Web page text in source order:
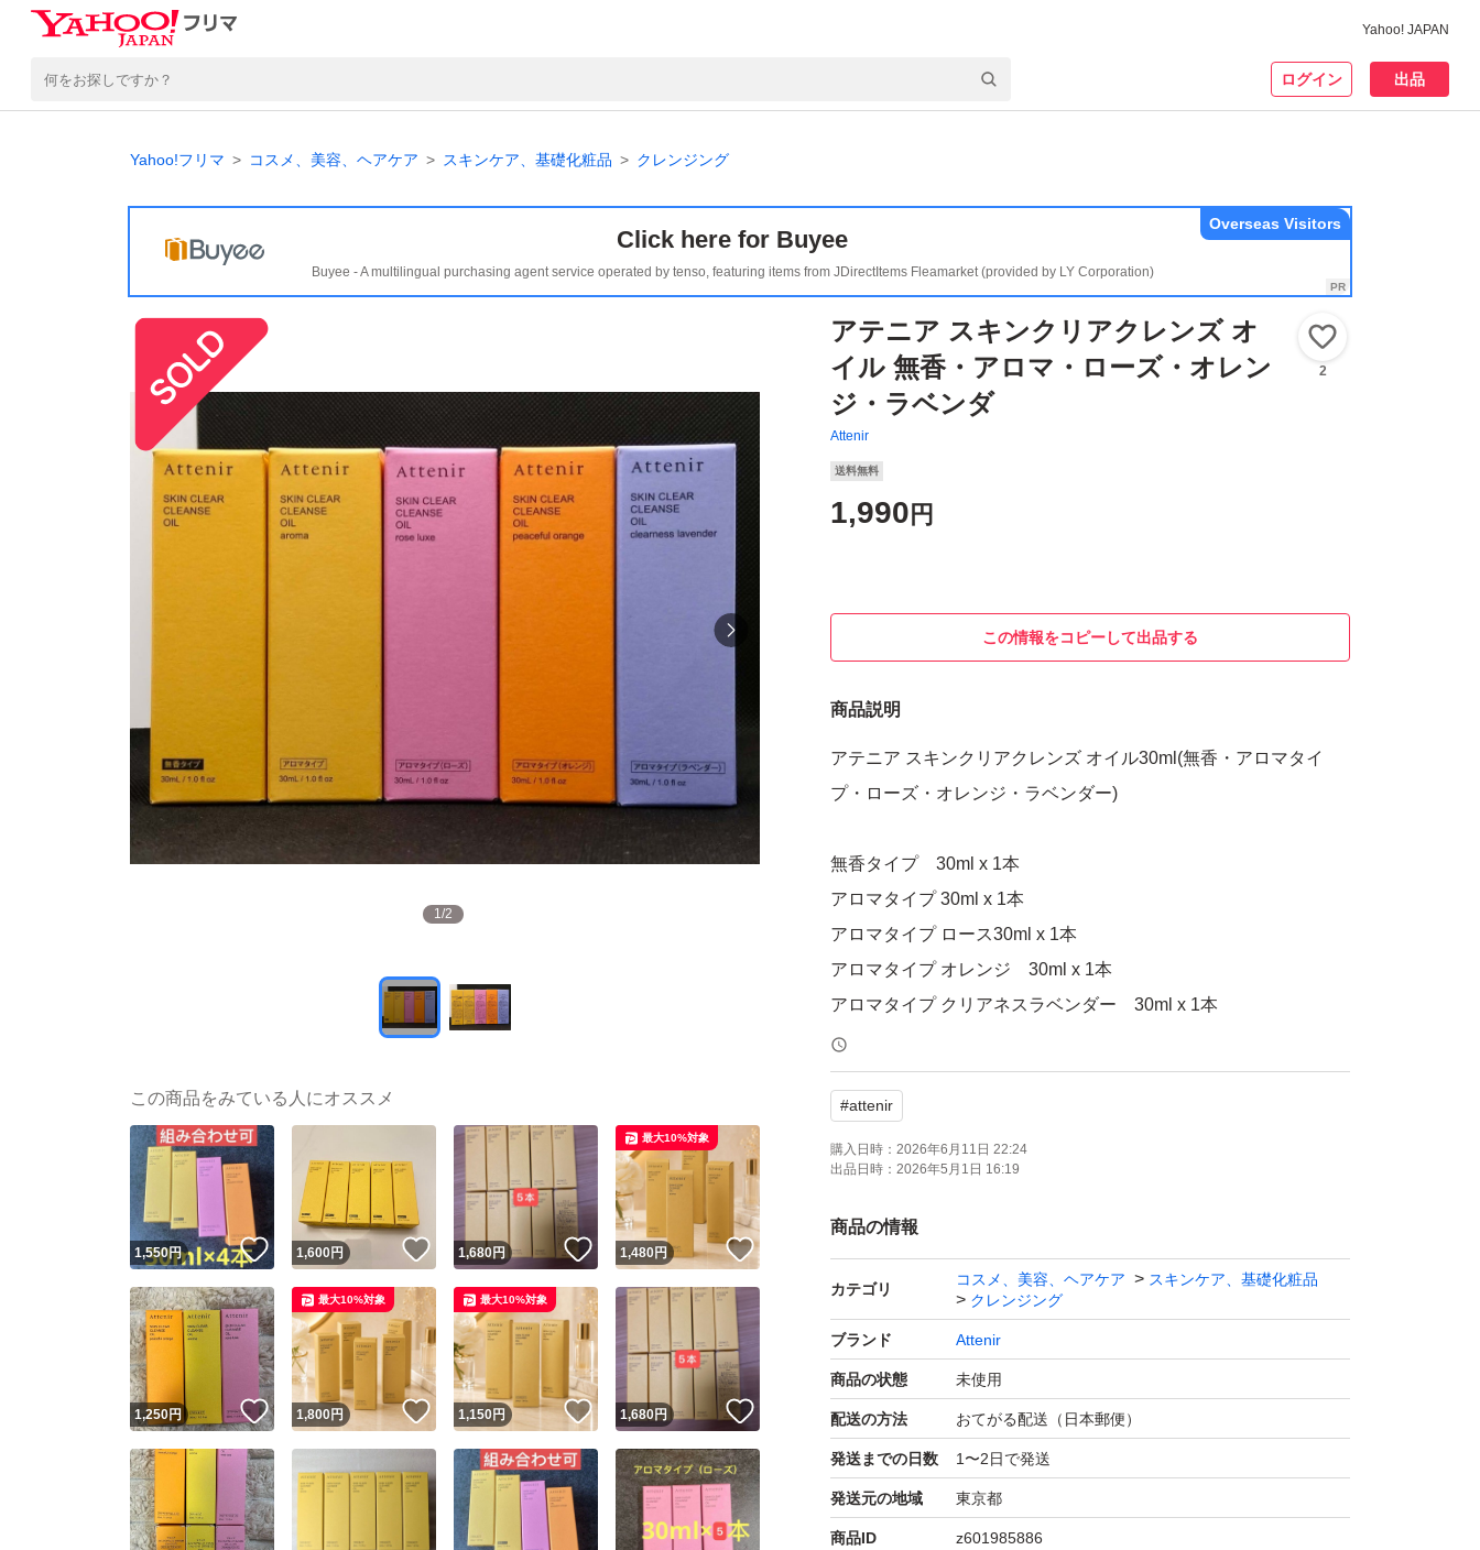
Yahoo! JAPAN
ログイン 出品
Yahoo!フリマ コスメ、美容、ヘアケア スキンケア、基礎化粧品 クレンジング
Click here for Buyee
Buyee - A multilingual purchasing agent service operated by tenso, featuring items from JDirectItems Fleamarket (provided by LY Corporation)
Overseas Visitors
1/2
アテニア スキンクリアクレンズ オ
イル 無香・アロマ・ローズ・オレン
ジ・ラベンダ
Attenir
2
送料無料
1,990 円
この情報をコピーして出品する
商品説明
アテニア スキンクリアクレンズ オイル30ml(無香・アロマタイ
プ・ローズ・オレンジ・ラベンダー)
無香タイプ 30ml x 1本
アロマタイプ 30ml x 1本
アロマタイプ ロース30ml x 1本
アロマタイプ オレンジ 30ml x 1本
アロマタイプ クリアネスラベンダー 30ml x 1本
★ばら売りのご対応はいたしかねます。
★お値下げには対応できませんが、他の商品とまとめてご購入い
ただける場合、同梱割-200円引きで対応いたします。
★簡易包装でゆうパケットポストminiを発送します。外箱が潰れ
る可能性があります。気になる方はご遠慮ください。
たしかねます。そのため、購入時期および製造時期に関する情報
の開示は行っておりません。あらかじめご了承くださいますよう
お願い申し上げます。
★当方では未開封の新品のみを販売しております。なお、計量不
足や新品ではない商品などの理由による返品には対応いたしかね
ますので、あらかじめご了承くださいますようお願い申し上げま
す。
★商品の包装には若干の傷や汚れが見受けられる場合がございま
#attenir
購入日時： 2026年6月11日 22:24
出品日時： 2026年5月1日 16:19
商品の情報
カテゴリ
コスメ、美容、ヘアケア
スキンケア、基礎化粧品
クレンジング
ブランド Attenir
商品の状態 未使用
配送の方法 おてがる配送（日本郵便）
発送までの日数 1〜2日で発送
発送元の地域 東京都
商品ID z601985886
この商品をみている人にオススメ
1,550円 いいね！
1,600円 いいね！
1,680円 いいね！
1,480円 いいね！
最大10%対象
1,250円 いいね！
1,800円 いいね！
最大10%対象
1,150円 いいね！
最大10%対象
1,680円